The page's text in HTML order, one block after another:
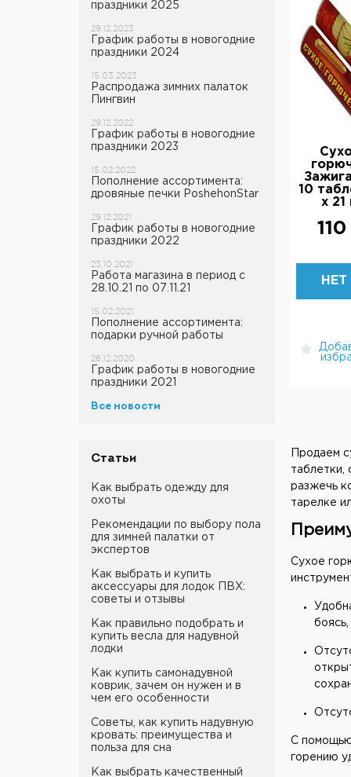
праздники 2025
29.12.2023
График работы в новогодние
праздники 2024
15.03.2023
Распродажа зимних палаток
Пингвин
29.12.2022
График работы в новогодние
праздники 2023
15.02.2022
Пополнение ассортимента:
дровяные печки PoshehonStar
29.12.2021
График работы в новогодние
праздники 2022
23.10.2021
Работа магазина в период с
28.10.21 по 07.11.21
15.02.2021
Пополнение ассортимента:
подарки ручной работы
28.12.2020
График работы в новогодние
праздники 2021
Все новости
Статьи
Как выбрать одежду для
охоты
Рекомендации по выбору пола
для зимней палатки от
экспертов
Как выбрать и купить
аксессуары для лодок ПВХ:
советы и отзывы
Как правильно подобрать и
купить весла для надувной
лодки
Как купить самонадувной
коврик, зачем он нужен и в
чем его особенности
Советы, как купить надувную
кровать: преимущества и
польза для сна
Как выбрать качественный
10
х 21
110
НЕТ
Продаем
разжечь
тарелке
Сухое
С помощью
горению